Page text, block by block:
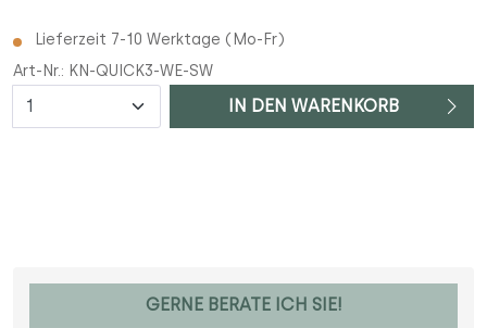
Lieferzeit 7-10 Werktage (Mo-Fr)
Art-Nr.: KN-QUICK3-WE-SW
Anzahl IN DEN WARENKORB
GERNE BERATE ICH SIE!